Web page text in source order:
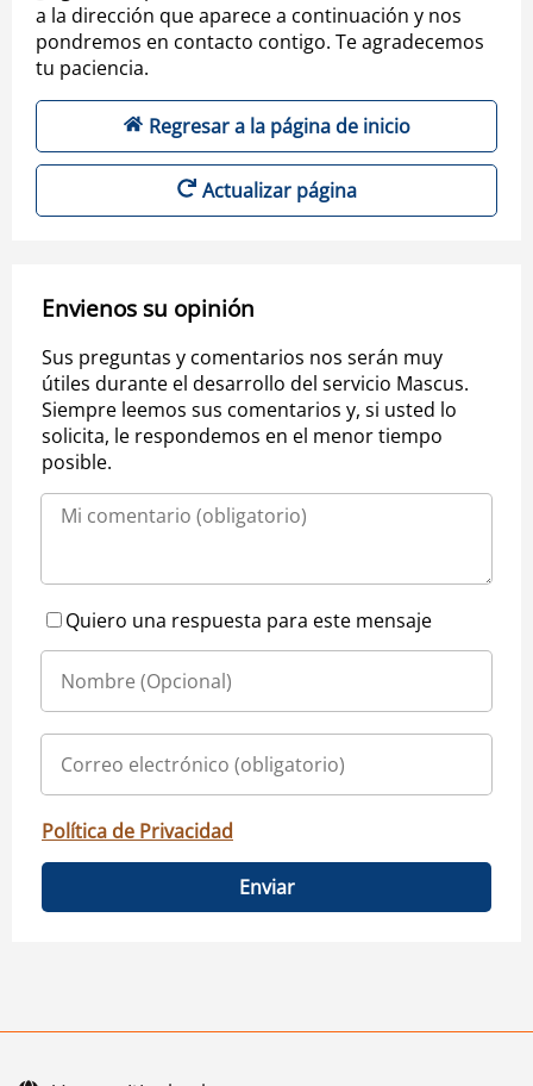
a la dirección que aparece a continuación y nos
pondremos en contacto contigo. Te agradecemos
tu paciencia.
Regresar a la página de inicio
Actualizar página
Envienos su opinión
Sus preguntas y comentarios nos serán muy
útiles durante el desarrollo del servicio Mascus.
Siempre leemos sus comentarios y, si usted lo
solicita, le respondemos en el menor tiempo
posible.
Quiero una respuesta para este mensaje
Política de Privacidad
Enviar